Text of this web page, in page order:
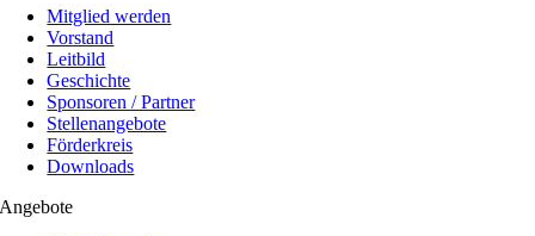
Mitglied werden
Vorstand
Leitbild
Geschichte
Sponsoren / Partner
Stellenangebote
Förderkreis
Downloads
Angebote